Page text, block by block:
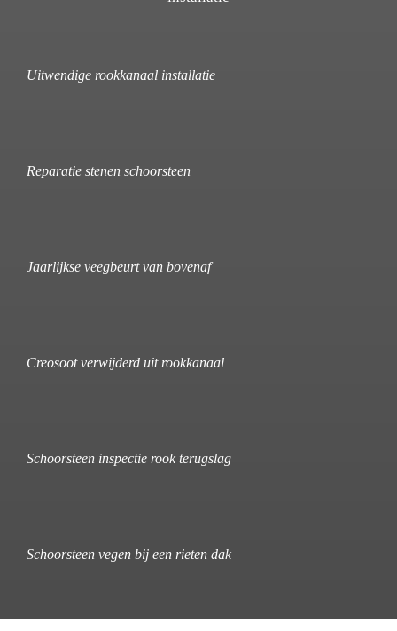
Uitwendige rookkanaal installatie
Reparatie stenen schoorsteen
Jaarlijkse veegbeurt van bovenaf
Creosoot verwijderd uit rookkanaal
Schoorsteen inspectie rook terugslag
Schoorsteen vegen bij een rieten dak